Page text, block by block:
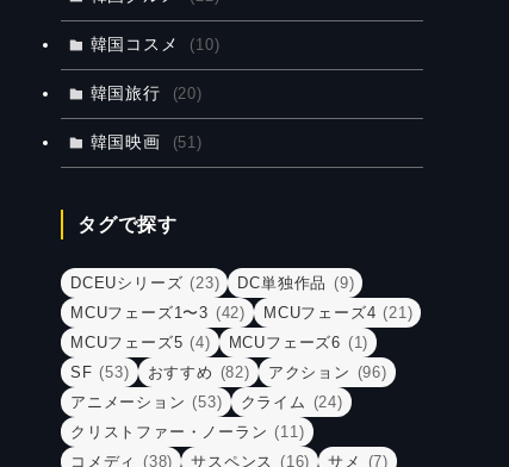
韓国コスメ (10)
韓国旅行 (20)
韓国映画 (51)
タグで探す
DCEUシリーズ (23) DC単独作品 (9)
MCUフェーズ1〜3 (42) MCUフェーズ4 (21)
MCUフェーズ5 (4) MCUフェーズ6 (1)
SF (53) おすすめ (82) アクション (96)
アニメーション (53) クライム (24)
クリストファー・ノーラン (11)
コメディ (38) サスペンス (16) サメ (7)